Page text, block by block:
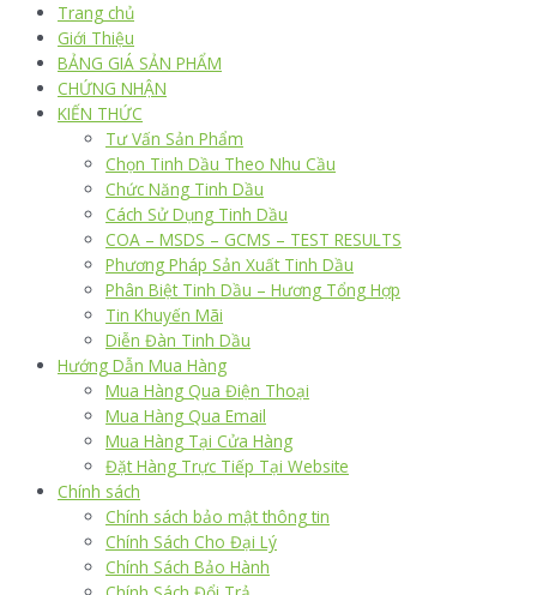
Trang chủ
Giới Thiệu
BẢNG GIÁ SẢN PHẨM
CHỨNG NHẬN
KIẾN THỨC
Tư Vấn Sản Phẩm
Chọn Tinh Dầu Theo Nhu Cầu
Chức Năng Tinh Dầu
Cách Sử Dụng Tinh Dầu
COA – MSDS – GCMS – TEST RESULTS
Phương Pháp Sản Xuất Tinh Dầu
Phân Biệt Tinh Dầu – Hương Tổng Hợp
Tin Khuyến Mãi
Diễn Đàn Tinh Dầu
Hướng Dẫn Mua Hàng
Mua Hàng Qua Điện Thoại
Mua Hàng Qua Email
Mua Hàng Tại Cửa Hàng
Đặt Hàng Trực Tiếp Tại Website
Chính sách
Chính sách bảo mật thông tin
Chính Sách Cho Đại Lý
Chính Sách Bảo Hành